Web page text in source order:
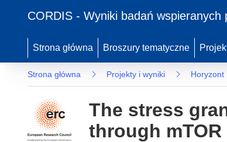
CORDIS - Wyniki badań wspieranych
Strona główna Broszury tematyczne
Strona główna Projekty i wyniki Horyzont
The stress
through